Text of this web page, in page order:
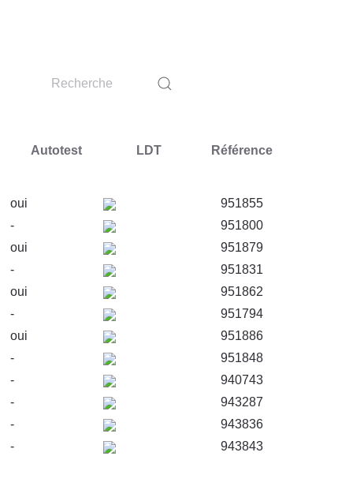
cages d’escalier, zones de circulation) et
Autotest LDT Référence
oui
951855
-
951800
oui
951879
-
951831
oui
951862
-
951794
oui
951886
-
951848
-
940743
-
943287
-
943836
- 943843